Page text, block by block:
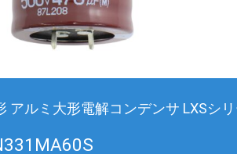
アルミ大形電解コンデンサ LXSシ